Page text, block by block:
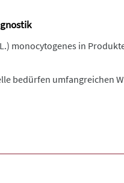
monocytogenes in
bedürfen umfangreichen